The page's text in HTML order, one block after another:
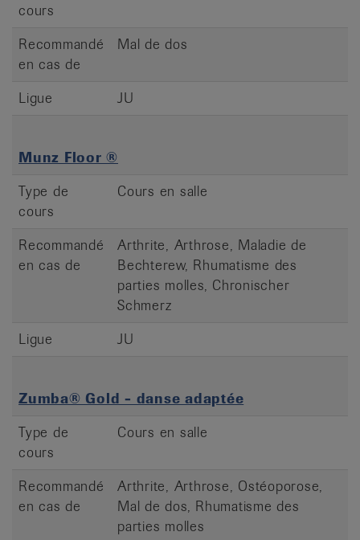
cours
Recommandé
en cas de
Mal de dos
Ligue JU
Munz Floor ®
Type de
cours
Cours en salle
Recommandé
en cas de
Arthrite, Arthrose, Maladie de
Bechterew, Rhumatisme des
parties molles, Chronischer
Schmerz
Ligue
JU
Zumba® Gold - danse adaptée
Type de
cours
Cours en salle
Recommandé
en cas de
Arthrite, Arthrose, Ostéoporose,
Mal de dos, Rhumatisme des
parties molles